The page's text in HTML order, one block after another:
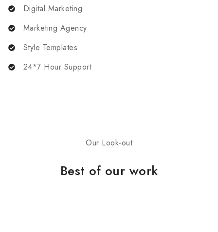
Digital Marketing
Marketing Agency
Style Templates
24*7 Hour Support
Our Look-out
Best of our work